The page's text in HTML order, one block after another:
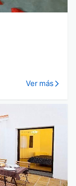
Ver más